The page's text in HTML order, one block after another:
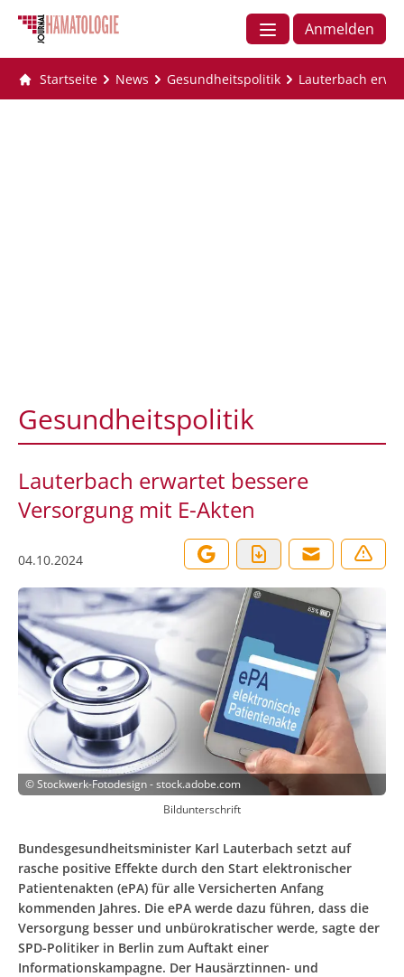
Anmelden
Startseite News Gesundheitspolitik Lauterbach
Gesundheitspolitik
Lauterbach erwartet bessere
Versorgung mit E-Akten
04.10.2024
©Stockwerk-Fotodesign - stock.adobe.com
Bildunterschrift
Bundesgesundheitsminister Karl Lauterbach setzt auf
rasche positive Effekte durch den Start elektronischer
Patientenakten (ePA) für alle Versicherten Anfang
kommenden Jahres. Die ePA werde dazu führen, dass die
Versorgung besser und unbürokratischer werde, sagte der
SPD-Politiker in Berlin zum Auftakt einer
Informationskampagne. Der Hausärztinnen- und